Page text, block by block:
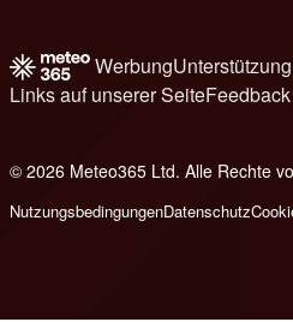
WerbungUnterstützung
Links auf unserer SeiteFeedback
© 2026 Meteo365 Ltd. Alle Rechte
NutzungsbedingungenDatenschutz